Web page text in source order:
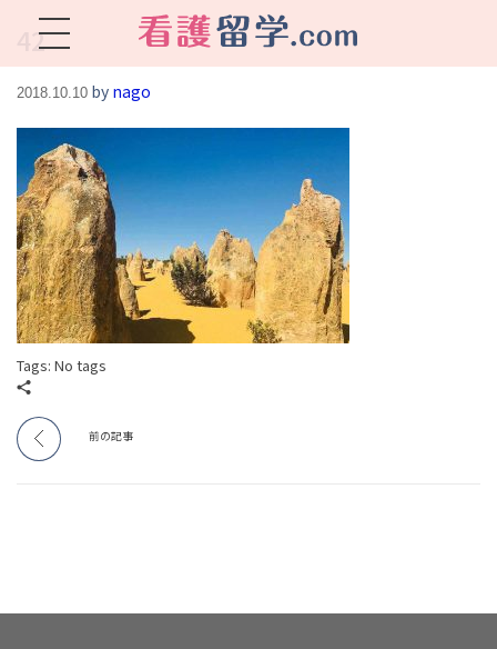
42
2018.10.10 by nago
Tags: No tags
前の記事